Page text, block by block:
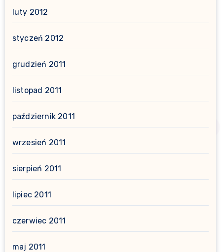
luty 2012
styczeń 2012
grudzień 2011
listopad 2011
październik 2011
wrzesień 2011
sierpień 2011
lipiec 2011
czerwiec 2011
maj 2011